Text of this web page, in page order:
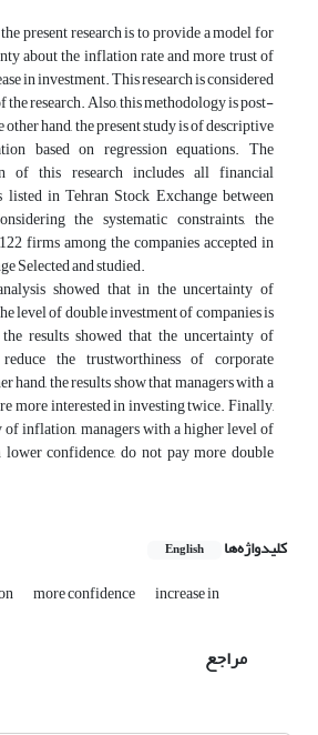
present research is to provide a model for
about the inflation rate and more trust of
in investment. This research is considered
the research. Also, this methodology is post-
other hand, the present study is of descriptive
based on regression equations. The
of this research includes all financial
listed in Tehran Stock Exchange between
the systematic constraints, the
firms among the companies accepted in
Selected and studied.
showed that in the uncertainty of
level of double investment of companies is
results showed that the uncertainty of
the trustworthiness of corporate
hand, the results show that managers with a
more interested in investing twice. Finally,
inflation, managers with a higher level of
confidence, do not pay more double
کلیدواژه‌ها English
more confidence increase in
مراجع